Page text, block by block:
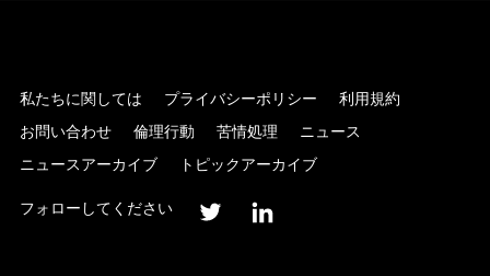
私たちに関しては プライバシーポリシー
利用規約
お問い合わせ
倫理行動 苦情処理
ニュース
ニュースアーカイブ
トピックアーカイブ
フォローしてください